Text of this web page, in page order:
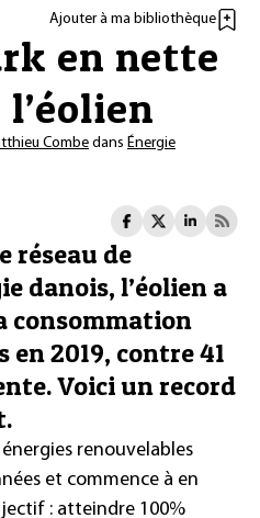
Ajouter à ma bibliothèque
en nette
Combe dans Énergie
réseau de
danois, l’éolien a
consommation
2019, contre 41
Voici un record
renouvelables
et commence à en
: atteindre 100%